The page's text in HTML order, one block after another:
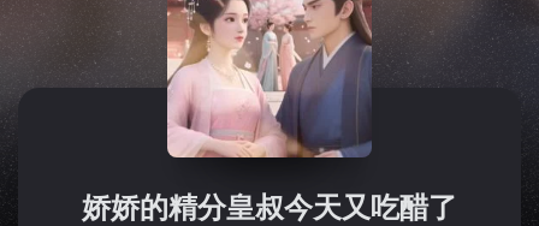
暂无观看影片的记录
娇娇的精分皇叔今天又吃醋了